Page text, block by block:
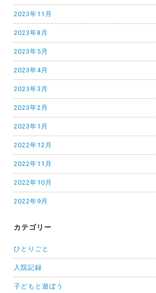
2023年11月
2023年8月
2023年5月
2023年4月
2023年3月
2023年2月
2023年1月
2022年12月
2022年11月
2022年10月
2022年9月
カテゴリー
ひとりごと
入院記録
子どもと遊ぼう